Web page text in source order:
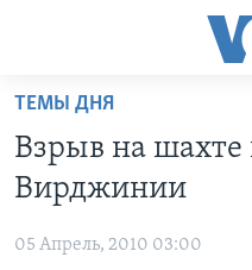
Перейти
основной
контент
Перейти
ПРОГРАММЫ
НОВОСТИ ЗА МИНУТУ
ПРОЕКТЫ
УЧИМ АНГЛИЙСКИЙ
ЭКСПЕРТИЗА
ТЕМЫ ДНЯ
Взрыв на шахте
Вирджинии
05 Апрель, 2010 03:00